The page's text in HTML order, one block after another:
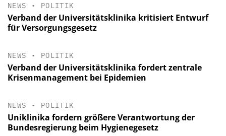
NEWS • POLITIK
Verband der Universitätsklinika kritisiert Entwurf
für Versorgungsgesetz
NEWS • POLITIK
Verband der Universitätsklinika fordert zentrale
Krisenmanagement bei Epidemien
NEWS • POLITIK
Uniklinika fordern größere Verantwortung der
Bundesregierung beim Hygienegesetz